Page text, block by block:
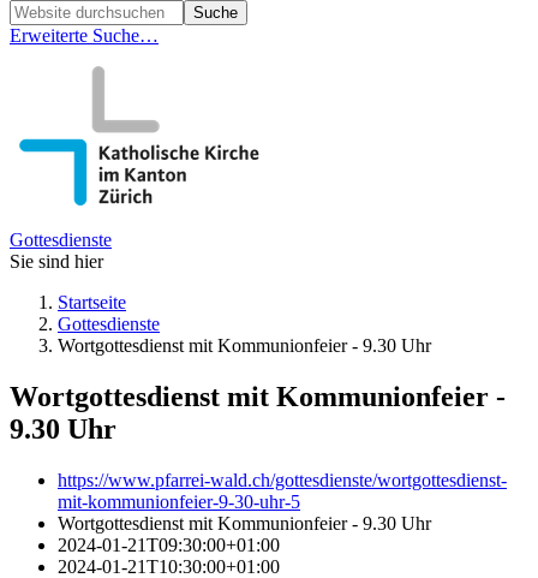
Erweiterte Suche…
Gottesdienste
Sie sind hier
Startseite
Gottesdienste
Wortgottesdienst mit Kommunionfeier - 9.30 Uhr
Wortgottesdienst mit Kommunionfeier -
9.30 Uhr
https://www.pfarrei-wald.ch/gottesdienste/wortgottesdienst-
mit-kommunionfeier-9-30-uhr-5
Wortgottesdienst mit Kommunionfeier - 9.30 Uhr
2024-01-21T09:30:00+01:00
2024-01-21T10:30:00+01:00